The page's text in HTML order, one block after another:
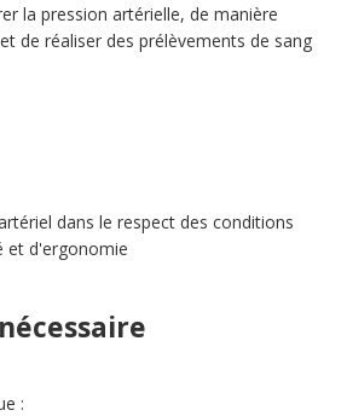
la pression artérielle, de manière
de réaliser des prélèvements de sang
dans le respect des conditions
et d'ergonomie
: